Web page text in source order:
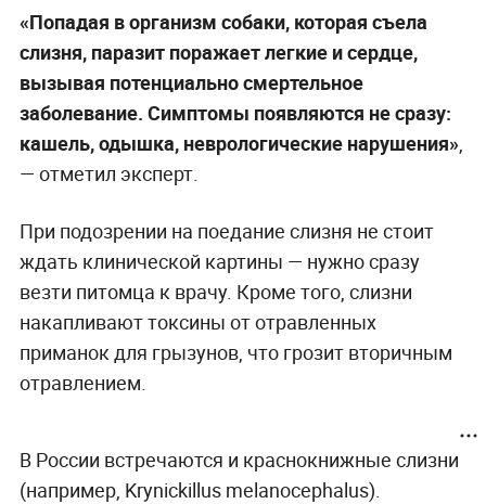
«Попадая в организм собаки, которая съела
слизня, паразит поражает легкие и сердце,
вызывая потенциально смертельное
заболевание. Симптомы появляются не сразу:
кашель, одышка, неврологические нарушения»,
— отметил эксперт.
При подозрении на поедание слизня не стоит
ждать клинической картины — нужно сразу
везти питомца к врачу. Кроме того, слизни
накапливают токсины от отравленных
приманок для грызунов, что грозит вторичным
отравлением.
В России встречаются и краснокнижные слизни
(например, Krynickillus melanocephalus).